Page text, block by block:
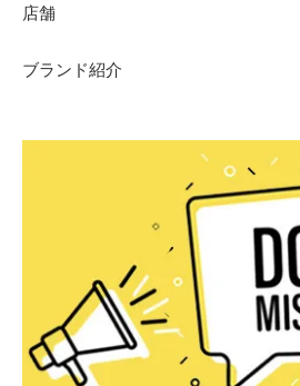
店舗
ブランド紹介